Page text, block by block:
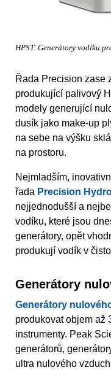
HPST: Generátory vodíku
Řada Precision zase
produkující palivový
modely generující
dusík jako make-up
na sebe na výšku
na prostoru.
Nejmladším,
řada Precision
nejjednodušší a
vodíku, které jsou
generátory, opět
produkují vodík v
Generátory
Generátory
produkovat objem až
instrumenty. Peak
generátorů,
ultra nulového